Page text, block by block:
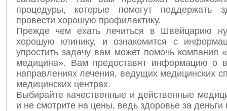
процедуры, которые помогут поддержать
провести хорошую профилактику.
Прежде чем ехать лечиться в Швейцарию
хорошую клинику, и ознакомится с
упростить задачу вам может помочь компания
медицина». Вам предоставят информацию о
направлениях лечения, ведущих медицинских
медицинских центрах.
Выбирайте качественные и действенные
и не смотрите на цены, ведь здоровье за деньги